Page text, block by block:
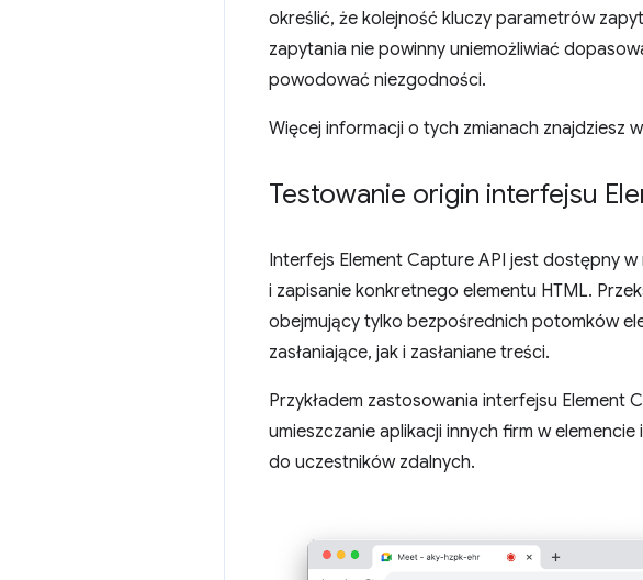
określić, że kolejność kluczy parametrów
zapytania nie powinny uniemożliwiać
powodować niezgodności.
Więcej informacji o tych zmianach znajdziesz
Testowanie origin interfejsu
Interfejs Element Capture API jest dostępny
i zapisanie konkretnego elementu HTML.
obejmujący tylko bezpośrednich potomków
zasłaniające, jak i zasłaniane treści.
Przykładem zastosowania interfejsu Element
umieszczanie aplikacji innych firm w
do uczestników zdalnych.